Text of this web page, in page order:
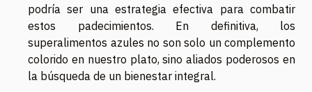
podría ser una estrategia efectiva para combatir
estos padecimientos. En definitiva, los
superalimentos azules no son solo un complemento
colorido en nuestro plato, sino aliados poderosos en
la búsqueda de un bienestar integral.